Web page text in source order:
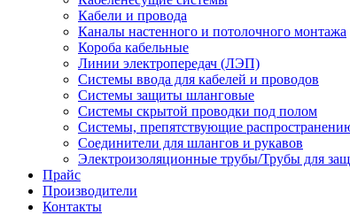
Кабели и провода
Каналы настенного и потолочного монтажа
Короба кабельные
Линии электропередач (ЛЭП)
Системы ввода для кабелей и проводов
Системы защиты шланговые
Системы скрытой проводки под полом
Системы, препятствующие
Соединители для шлангов и рукавов
Электроизоляционные трубы/Трубы для
Прайс
Производители
Контакты